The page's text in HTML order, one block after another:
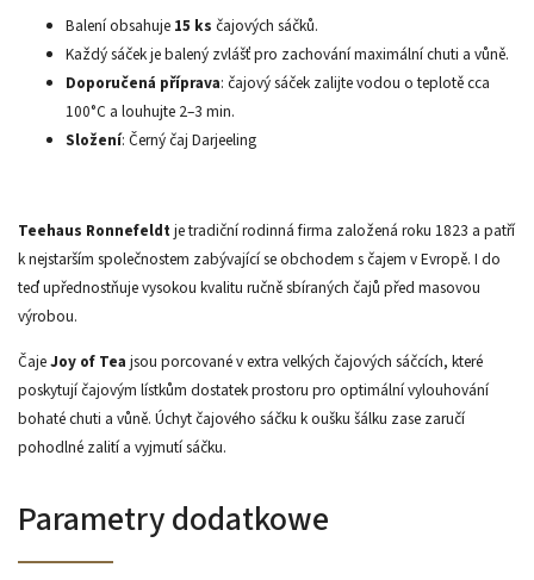
Balení obsahuje 15 ks čajových sáčků.
Každý sáček je balený zvlášť pro zachování maximální chuti a vůně.
Doporučená příprava: čajový sáček zalijte vodou o teplotě cca
100°C a louhujte 2–3 min.
Složení: Černý čaj Darjeeling
Teehaus Ronnefeldtje tradiční rodinná firma založená roku 1823 a patří
k nejstarším společnostem zabývající se obchodem s čajem v Evropě. I do
teď upřednostňuje vysokou kvalitu ručně sbíraných čajů před masovou
výrobou.
ČajeJoy of Tea jsou porcované v extra velkých čajových sáčcích, které
poskytují čajovým lístkům dostatek prostoru pro optimální vylouhování
bohaté chuti a vůně. Úchyt čajového sáčku k oušku šálku zase zaručí
pohodlné zalití a vyjmutí sáčku.
Parametry dodatkowe